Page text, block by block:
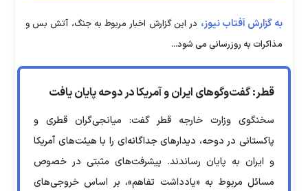
به گزارش آفتاب نیوز، در این گزارش اخبار مربوط به جنگ، آتش بس و
مذاکرات به روزرسانی می شود...
قطر: گفت‌وگوهای ایران و آمریکا در دوحه پایان یافت
سخنگوی وزارت خارجه قطر گفت: میانجی‌گران قطری و
پاکستانی در دوحه، دیدارهای جداگانه‌ای را با هیئت‌های آمریکا
و ایران به پایان رساندند. پیشرفت‌های مثبتی در خصوص
مسائل مربوط به «یادداشت تفاهم»، بر اساس خروجی‌های